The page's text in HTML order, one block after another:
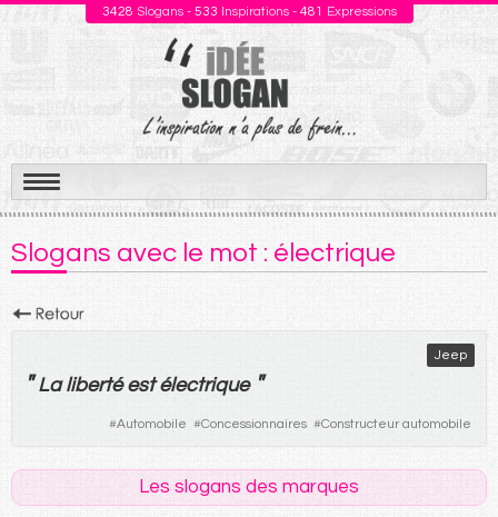
3428 Slogans - 533 Inspirations - 481 Expressions
Aller
au
contenu
Slogans avec le mot : électrique
Jeep
" La liberté est électrique "
#Automobile #Concessionnaires #Constructeur automobile
Les slogans des marques